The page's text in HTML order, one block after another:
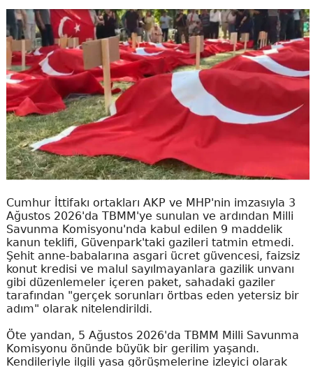
Cumhur İttifakı ortakları AKP ve MHP'nin imzasıyla 3
Ağustos 2026'da TBMM'ye sunulan ve ardından Milli
Savunma Komisyonu'nda kabul edilen 9 maddelik
kanun teklifi, Güvenpark'taki gazileri tatmin etmedi.
Şehit anne-babalarına asgari ücret güvencesi, faizsiz
konut kredisi ve malul sayılmayanlara gazilik unvanı
gibi düzenlemeler içeren paket, sahadaki gaziler
tarafından "gerçek sorunları örtbas eden yetersiz bir
adım" olarak nitelendirildi.
Öte yandan, 5 Ağustos 2026'da TBMM Milli Savunma
Komisyonu önünde büyük bir gerilim yaşandı.
Kendileriyle ilgili yasa görüşmelerine izleyici olarak